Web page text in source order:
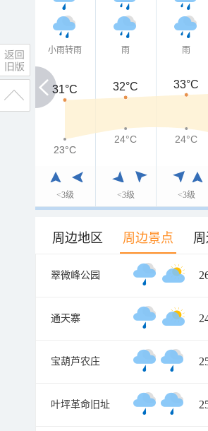
小雨转雨
<3级
雨
<3级
雨
<3级
31°C
31°C 32°C 33°C
23°C
23°C
24°C
24°C
周边地区 周边景点
翠微峰公园
通天寨
宝葫芦农庄
叶坪革命旧址